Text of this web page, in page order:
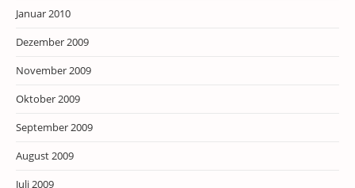
Januar 2010
Dezember 2009
November 2009
Oktober 2009
September 2009
August 2009
Juli 2009